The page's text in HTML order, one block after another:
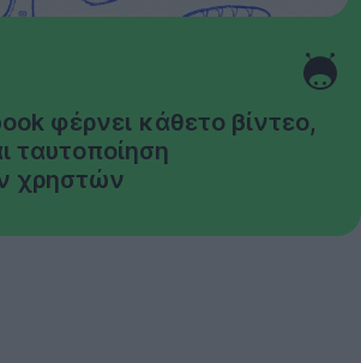
φέρνει κάθετο βίντεο,
ταυτοποίηση
χρηστών